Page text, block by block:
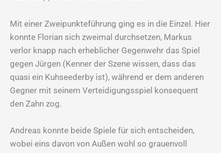
Mit einer Zweipunkteführung ging es in die Einzel. Hier
konnte Florian sich zweimal durchsetzen, Markus
verlor knapp nach erheblicher Gegenwehr das Spiel
gegen Jürgen (Kenner der Szene wissen, dass das
quasi ein Kuhseederby ist), während er dem anderen
Gegner mit seinem Verteidigungsspiel konsequent
den Zahn zog.
Andreas konnte beide Spiele für sich entscheiden,
wobei eins davon von Außen wohl so grauenvoll